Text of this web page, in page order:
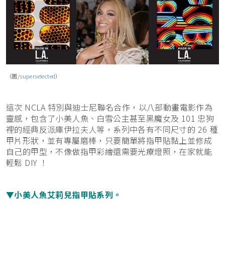
（圖/superselected）
這次 NCLA 特別與迪士尼聯名合作，以八部動畫電影作為
靈感，包含了小美人魚、白雪公主甚至黑魔女及 101 忠狗
裡的經典反派庫伊拉夫人等，系列中各有不同尺寸的 26 種
甲片形狀，並有專屬磨棒，只要簡單將指甲貼黏上並修成
自己的甲型，不像做指甲彩繪還需要光療燈照，在家就能
輕鬆 DIY ！
▼小美人魚艾莉兒指甲貼系列。